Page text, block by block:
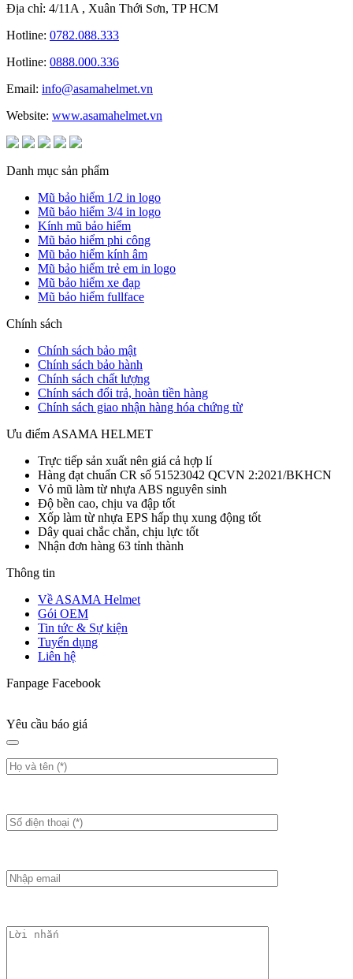
Địa chỉ: 4/11A , Xuân Thới Sơn, TP HCM
Hotline: 0782.088.333
Hotline: 0888.000.336
Email: info@asamahelmet.vn
Website: www.asamahelmet.vn
Danh mục sản phẩm
Mũ bảo hiểm 1/2 in logo
Mũ bảo hiểm 3/4 in logo
Kính mũ bảo hiểm
Mũ bảo hiểm phi công
Mũ bảo hiểm kính âm
Mũ bảo hiểm trẻ em in logo
Mũ bảo hiểm xe đạp
Mũ bảo hiểm fullface
Chính sách
Chính sách bảo mật
Chính sách bảo hành
Chính sách chất lượng
Chính sách đổi trả, hoàn tiền hàng
Chính sách giao nhận hàng hóa chứng từ
Ưu điểm ASAMA HELMET
Trực tiếp sản xuất nên giá cả hợp lí
Hàng đạt chuẩn CR số 51523042 QCVN 2:2021/BKHCN
Vỏ mũ làm từ nhựa ABS nguyên sinh
Độ bền cao, chịu va đập tốt
Xốp làm từ nhựa EPS hấp thụ xung động tốt
Dây quai chắc chắn, chịu lực tốt
Nhận đơn hàng 63 tỉnh thành
Thông tin
Về ASAMA Helmet
Gói OEM
Tin tức & Sự kiện
Tuyển dụng
Liên hệ
Fanpage Facebook
Yêu cầu báo giá